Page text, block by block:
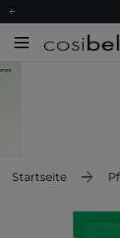
Empfehle
Empfehle
Startseite